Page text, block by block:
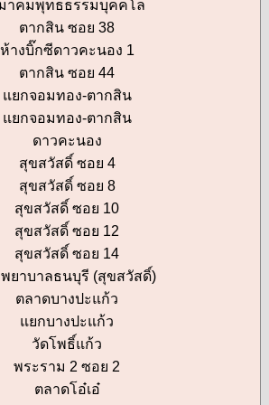
าคมพุทธธรรมบุคคโล
ตากสิน ซอย 38
ห้างบิ๊กซีดาวคะนอง 1
ตากสิน ซอย 44
แยกจอมทอง-ตากสิน
แยกจอมทอง-ตากสิน
ดาวคะนอง
สุขสวัสดิ์ ซอย 4
สุขสวัสดิ์ ซอย 8
สุขสวัสดิ์ ซอย 10
สุขสวัสดิ์ ซอย 12
สุขสวัสดิ์ ซอย 14
พยาบาลธนบุรี (สุขสวัสดิ์)
ตลาดบางปะแก้ว
แยกบางปะแก้ว
วัดโพธิ์แก้ว
พระราม 2 ซอย 2
ตลาดโอ๋เอ๋